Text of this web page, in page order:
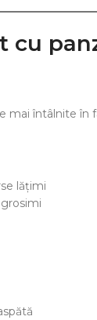
cu
mai întâlnite în
lățimi